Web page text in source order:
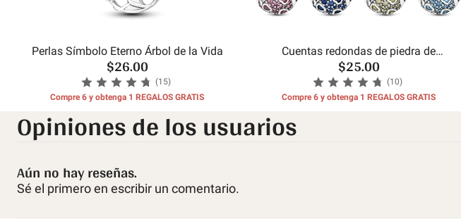
Perlas Símbolo Eterno Árbol de la Vida
$26.00
(15)
Compre 6 y obtenga 1 REGALOS GRATIS
Cuentas redondas de piedra de
cumpleaños del mes
$25.00
(10)
Compre 6 y obtenga 1 REGALOS GRATIS
Opiniones de los usuarios
Aún no hay reseñas.
Sé el primero en escribir un comentario.